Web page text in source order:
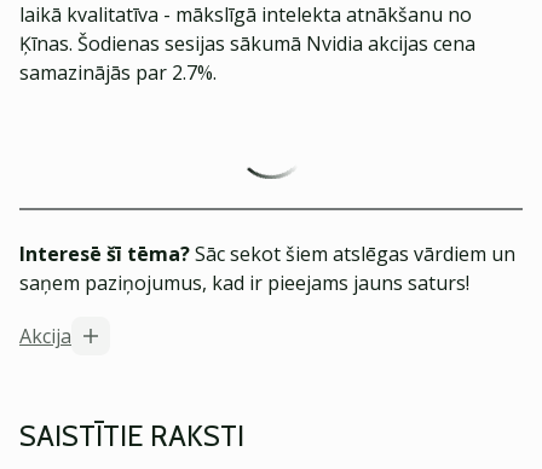
laikā kvalitatīva - mākslīgā intelekta atnākšanu no
Ķīnas. Šodienas sesijas sākumā Nvidia akcijas cena
samazinājās par 2.7%.
Interesē šī tēma?Sāc sekot šiem atslēgas vārdiem un
saņem paziņojumus, kad ir pieejams jauns saturs!
Akcija
SAISTĪTIE RAKSTI